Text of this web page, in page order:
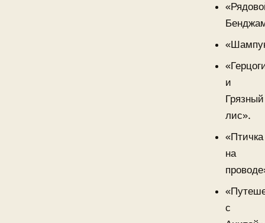
и
Грязный
лис».
«Птичка
на
с